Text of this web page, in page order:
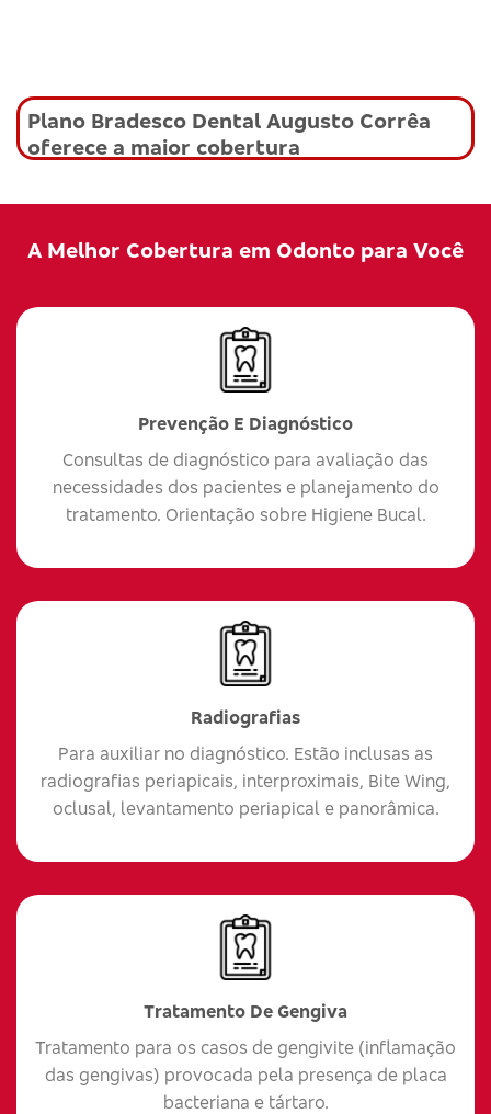
Plano Bradesco Dental Augusto Corrêa
oferece a maior cobertura
A Melhor Cobertura em Odonto para Você
Prevenção E Diagnóstico
Consultas de diagnóstico para avaliação das
necessidades dos pacientes e planejamento do
tratamento. Orientação sobre Higiene Bucal.
Radiografias
Para auxiliar no diagnóstico. Estão inclusas as
radiografias periapicais, interproximais, Bite Wing,
oclusal, levantamento periapical e panorâmica.
Tratamento De Gengiva
Tratamento para os casos de gengivite (inflamação
das gengivas) provocada pela presença de placa
bacteriana e tártaro.